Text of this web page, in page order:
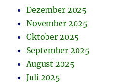
Dezember 2025
November 2025
Oktober 2025
September 2025
August 2025
Juli 2025